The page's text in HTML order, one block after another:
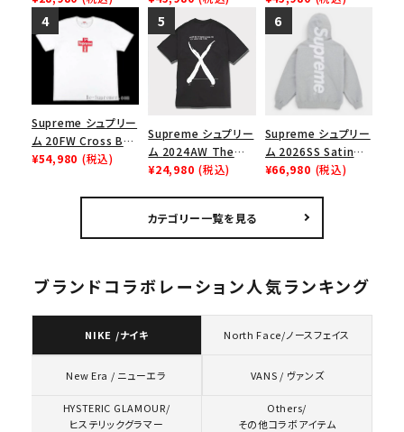
リーム ナイキエアフォ
ース１スニーカー シ
ューズ ホワイト
Sweatshirt ボック
スロゴフードパーカー
ネイビー 紺
Bag レザーショルダ
ーバッグ ブラック 黒
Supreme シュプリー
ム 20FW Cross Box
Logo Tee クロスボ
¥54,980 (税込)
Supreme シュプリー
ム 2024AW The
North Face S/S
トップTシャツ ブラッ
ク 黒
¥24,980 (税込)
Supreme シュプリー
ム 2026SS Satin
Applique Hooded
スウェットパーカー ヘ
ザーグレー
¥66,980 (税込)
カテゴリー一覧を見る
ブランドコラボレーション人気ランキング
NIKE /ナイキ North Face/ノースフェイス
New Era / ニューエラ VANS / ヴァンズ
HYSTERIC GLAMOUR/
ヒステリックグラマー
Others/
その他コラボアイテム